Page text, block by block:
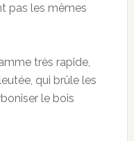
pas les mêmes
très rapide,
qui brûle les
le bois